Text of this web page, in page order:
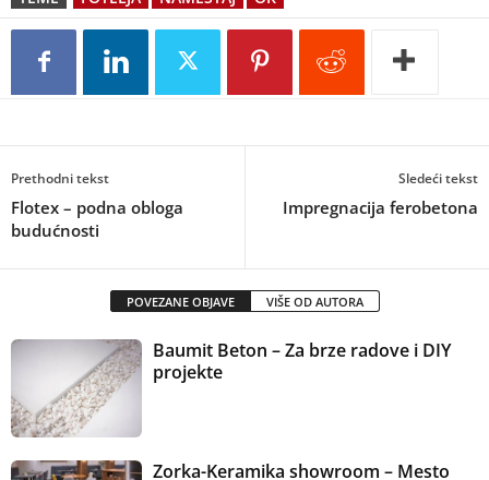
Prethodni tekst
Flotex – podna obloga
budućnosti
Sledeći tekst
Impregnacija ferobetona
POVEZANE OBJAVE VIŠE OD AUTORA
Baumit Beton – Za brze radove i DIY
projekte
Zorka-Keramika showroom – Mesto